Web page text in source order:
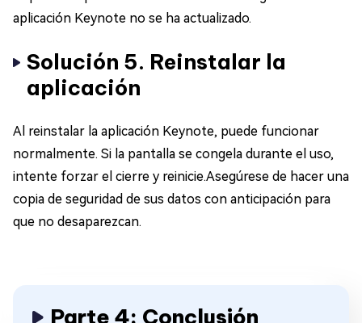
aplicación Keynote no se ha actualizado.
Solución 5. Reinstalar la
aplicación
Al reinstalar la aplicación Keynote, puede funcionar
normalmente. Si la pantalla se congela durante el uso,
intente forzar el cierre y reinicie.Asegúrese de hacer una
copia de seguridad de sus datos con anticipación para
que no desaparezcan.
Parte 4: Conclusión